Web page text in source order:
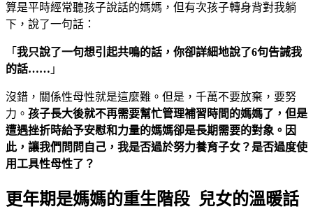
算是平時經常聽孩子說話的媽媽，但有次孩子轉身背對我躺
下，說了一句話：
「 我只說了一句想引起共鳴的話，你卻詳細地說了6句告誡我
的話…… 」
沒錯，關係性母性就是這麼難。但是，千萬不要放棄，要努
力。 孩子長大後就不再需要幫忙管理補習時間的媽媽了，但是
遭遇挫折時給予安慰和力量的媽媽卻是長期需要的對象。因
此，讓我們問問自己，我是否過於努力養育子女？是否過度使
用工具性母性了？
更年期是媽媽的重生階段 兒女的溫暖話